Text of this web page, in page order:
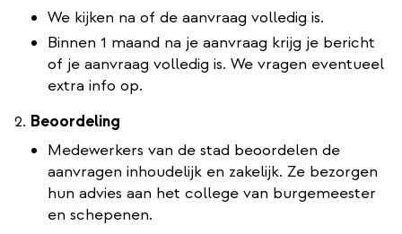
We kijken na of de aanvraag volledig is.
Binnen 1 maand na je aanvraag krijg je bericht
of je aanvraag volledig is. We vragen eventueel
extra info op.
Beoordeling
Medewerkers van de stad beoordelen de
aanvragen inhoudelijk en zakelijk. Ze bezorgen
hun advies aan het college van burgemeester
en schepenen.